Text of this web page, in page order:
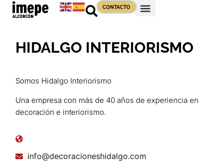
CONTACTO
HIDALGO INTERIORISMO
Somos Hidalgo Interiorismo
Una empresa con más de 40 años de experiencia en
decoración e interiorismo.
info@decoracioneshidalgo.com